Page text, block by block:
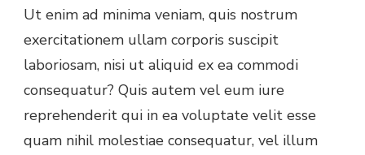
Ut enim ad minima veniam, quis nostrum
exercitationem ullam corporis suscipit
laboriosam, nisi ut aliquid ex ea commodi
consequatur? Quis autem vel eum iure
reprehenderit qui in ea voluptate velit esse
quam nihil molestiae consequatur, vel illum